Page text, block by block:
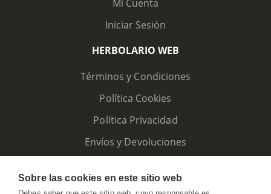
Mi Cuenta
Iniciar Sesión
HERBOLARIO WEB
Términos y Condiciones
Política Cookies
Política Privacidad
Envíos y Devoluciones
Sobre las cookies en este sitio web